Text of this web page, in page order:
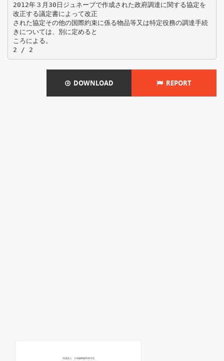
2012年３月30日ジュネーブで作成された政府調達に関する協定を
改正する議定書によって改正
された協定その他の国際約束に係る物品等又は特定役務の調達手続
きについては、別に定めると
ころによる。
DOWNLOAD REPORT